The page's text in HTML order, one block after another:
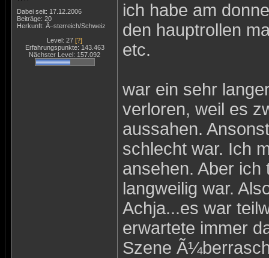
Dabei seit: 17.12.2006
Beiträge: 20
Herkunft: Ã–sterreich/Schweiz
Level: 27 [?]
Erfahrungspunkte: 143.463
Nächster Level: 157.092
ich habe am
den hauptrollen
etc.
war ein sehr
verloren, weil es
aussahen.
schlecht war. Ich
ansehen. Aber ich
langweilig war.
Achja...es war
erwartete immer
Szene